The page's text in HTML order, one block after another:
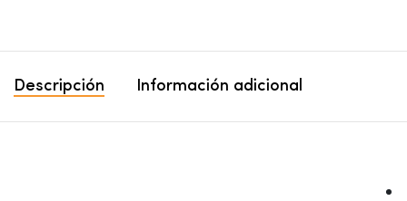
Descripción Información adicional